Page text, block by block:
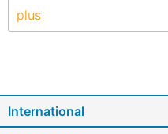
plus
International